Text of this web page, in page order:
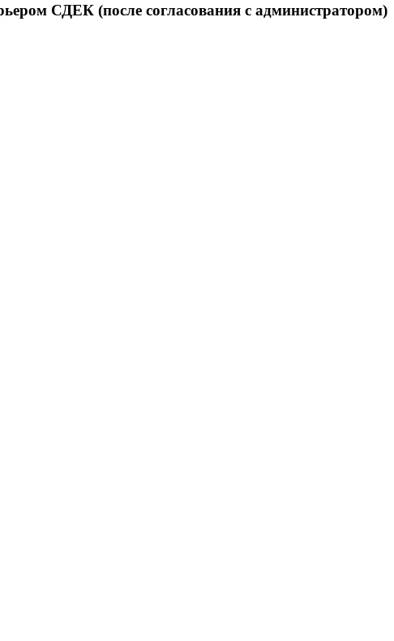
СДЕК (после согласования с администратором)